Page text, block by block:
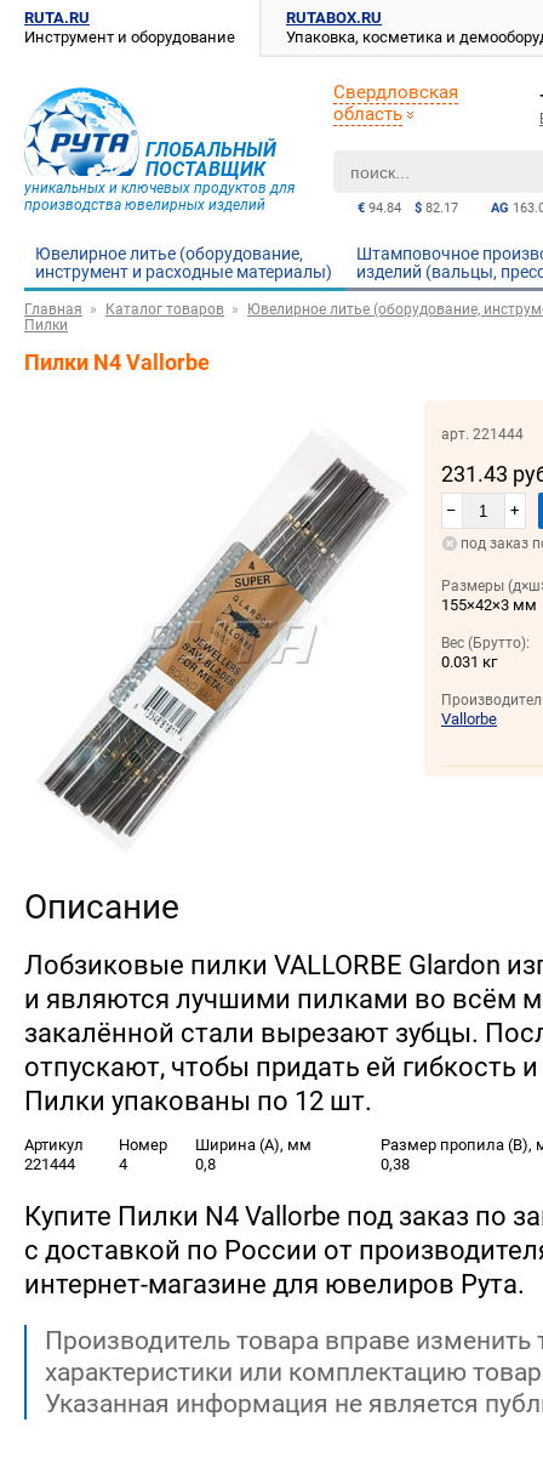
RUTA.RU
Инструмент и оборудование
RUTABOX.RU
Упаковка, косметика и
ГЛОБАЛЬНЫЙ
ПОСТАВЩИК
уникальных и ключевых продуктов для
производства ювелирных изделий
AG
€ 94.84 $ 82.17
Свердловская
область
Ювелирное литье (оборудование,
инструмент и расходные материалы)
Штамповочное
изделий (вальцы,
Главная Каталог товаров
Ювелирное литье (оборудование,
Пилки
Пилки N4 Vallorbe
арт. 221444
231.43
– +
под заказ
Размеры
155×42×3 мм
Вес (Брутто):
0.031 кг
Vallorbe
Описание
Лобзиковые пилки VALLORBE Glardon
и являются лучшими пилками во всём
закалённой стали вырезают зубцы.
отпускают, чтобы придать ей гибкость
Пилки упакованы по 12 шт.
Артикул Номер Ширина (А), мм
Размер пропила (В),
221444
4 0,8 0,38
Купите Пилки N4 Vallorbe под заказ по
с доставкой по России от
интернет-магазине для ювелиров Рута.
Производитель товара вправе изменить
характеристики или комплектацию
Указанная информация не является